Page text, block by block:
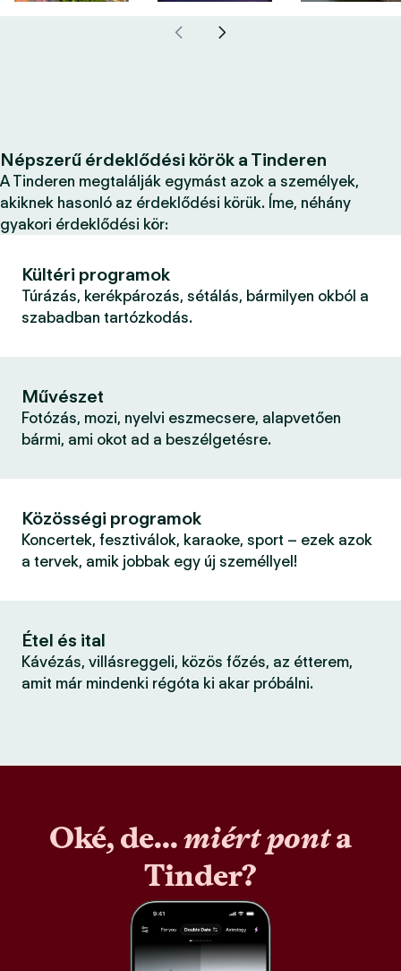
Népszerű érdeklődési körök a Tinderen
A Tinderen megtalálják egymást azok a személyek,
akiknek hasonló az érdeklődési körük. Íme, néhány
gyakori érdeklődési kör:
Kültéri programok
Túrázás, kerékpározás, sétálás, bármilyen okból a
szabadban tartózkodás.
Művészet
Fotózás, mozi, nyelvi eszmecsere, alapvetően
bármi, ami okot ad a beszélgetésre.
Közösségi programok
Koncertek, fesztiválok, karaoke, sport – ezek azok
a tervek, amik jobbak egy új személlyel!
Étel és ital
Kávézás, villásreggeli, közös főzés, az étterem,
amit már mindenki régóta ki akar próbálni.
Oké, de...miért ponta
Tinder?